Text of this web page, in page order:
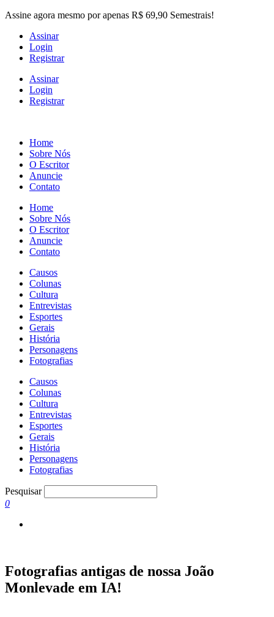
Skip
content
Assine agora mesmo por apenas R$ 69,90 Semestrais!
Assinar
Login
Registrar
Assinar
Login
Registrar
Home
Sobre Nós
O Escritor
Anuncie
Contato
Home
Sobre Nós
O Escritor
Anuncie
Contato
Causos
Colunas
Cultura
Entrevistas
Esportes
Gerais
História
Personagens
Fotografias
Causos
Colunas
Cultura
Entrevistas
Esportes
Gerais
História
Personagens
Fotografias
Pesquisar
0
Fotografias antigas de nossa João
Monlevade em IA!